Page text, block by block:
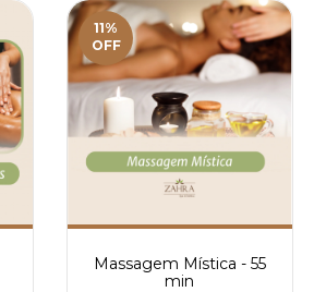
11%
OFF
Massagem Mística - 55
min